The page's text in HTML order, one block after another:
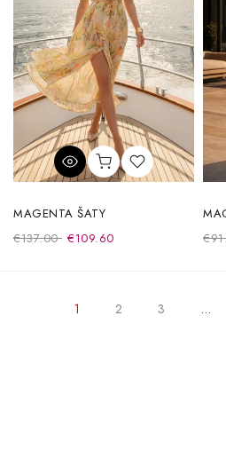
MAGENTA ŠATY
€137.00 €109.60
1 2 3 …